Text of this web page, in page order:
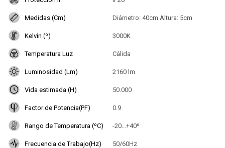
Medidas (Cm) Diámetro: 40cm Altura: 5cm
Kelvin (º) 3000K
Temperatura Luz Cálida
Luminosidad (Lm) 2160 lm
Vida estimada (H) 50.000
Factor de Potencia(PF) 0.9
Rango de Temperatura (ºC) -20...+40º
Frecuencia de Trabajo(Hz) 50/60Hz